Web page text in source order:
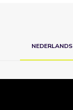
NEDERLANDS